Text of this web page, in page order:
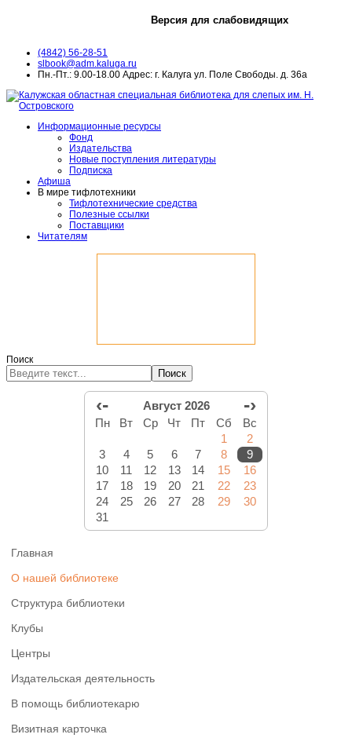
Версия для слабовидящих
(4842) 56-28-51
slbook@adm.kaluga.ru
Пн.-Пт.: 9.00-18.00 Адрес: г. Калуга ул. Поле Свободы. д. 36а
Информационные ресурсы
Фонд
Издательства
Новые поступления литературы
Подписка
Афиша
В мире тифлотехники
Тифлотехнические средства
Полезные ссылки
Поставщики
Читателям
Поиск
Поиск
‹- Август 2026 -›
Пн Вт Ср Чт Пт Сб
Вс
1
2
3
4 5 6 7 8
9
10
11 12 13 14 15
16
17
18 19 20 21 22
23
24
25 26 27 28 29
30
31
Главная
О нашей библиотеке
Структура библиотеки
Клубы
Центры
Издательская деятельность
В помощь библиотекарю
Визитная карточка